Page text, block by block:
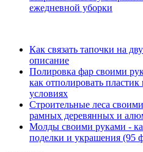
ежедневной уборки
Как связать тапочки на
описание
Полировка фар своими
как отполировать
условиях
Строительные леса
рамных деревянных и
Молды своими руками -
поделки и украшения (95